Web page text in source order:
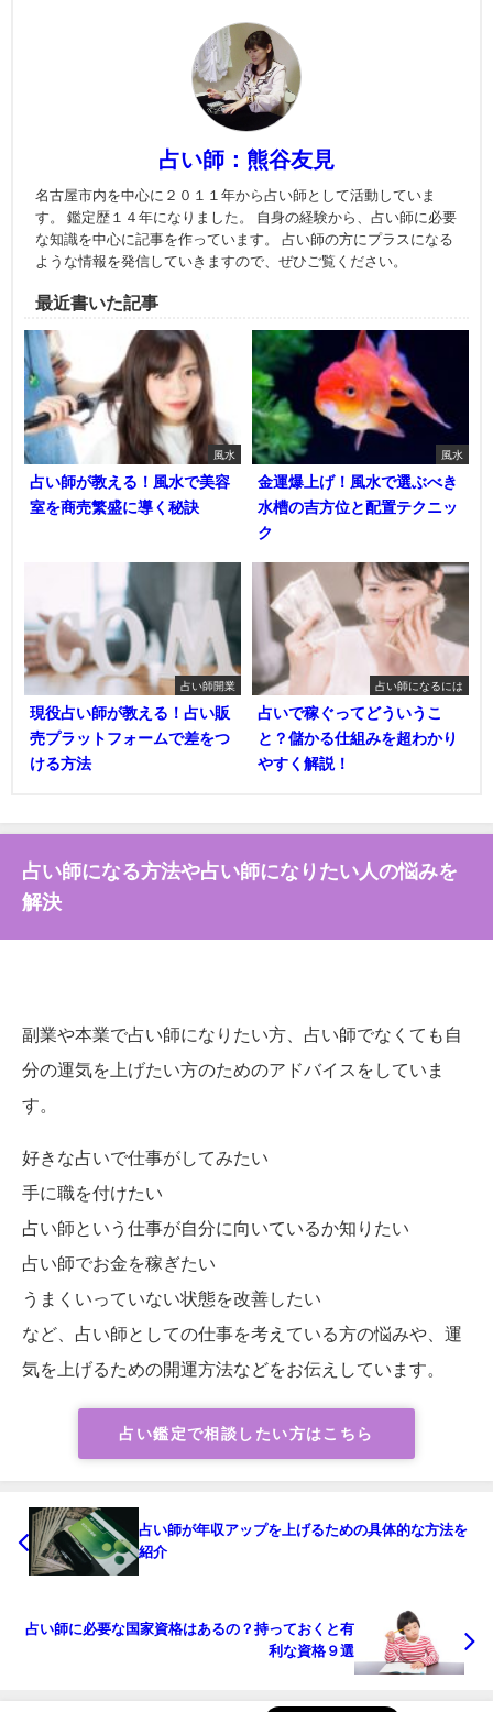
占い師：熊谷友見
名古屋市内を中心に２０１１年から占い師として活動していま
す。 鑑定歴１４年になりました。 自身の経験から、占い師に必要
な知識を中心に記事を作っています。 占い師の方にプラスになる
ような情報を発信していきますので、ぜひご覧ください。
最近書いた記事
風水
占い師が教える！風水で美容
室を商売繁盛に導く秘訣
風水
金運爆上げ！風水で選ぶべき
水槽の吉方位と配置テクニッ
ク
占い師開業
現役占い師が教える！占い販
売プラットフォームで差をつ
ける方法
占い師になるには
占いで稼ぐってどういうこ
と？儲かる仕組みを超わかり
やすく解説！
占い師になる方法や占い師になりたい人の悩みを
解決
副業や本業で占い師になりたい方、占い師でなくても自
分の運気を上げたい方のためのアドバイスをしていま
す。
好きな占いで仕事がしてみたい
手に職を付けたい
占い師という仕事が自分に向いているか知りたい
占い師でお金を稼ぎたい
うまくいっていない状態を改善したい
など、占い師としての仕事を考えている方の悩みや、運
気を上げるための開運方法などをお伝えしています。
占い鑑定で相談したい方はこちら
占い師が年収アップを上げるための具体的な方法を
紹介
占い師に必要な国家資格はあるの？持っておくと有
利な資格９選